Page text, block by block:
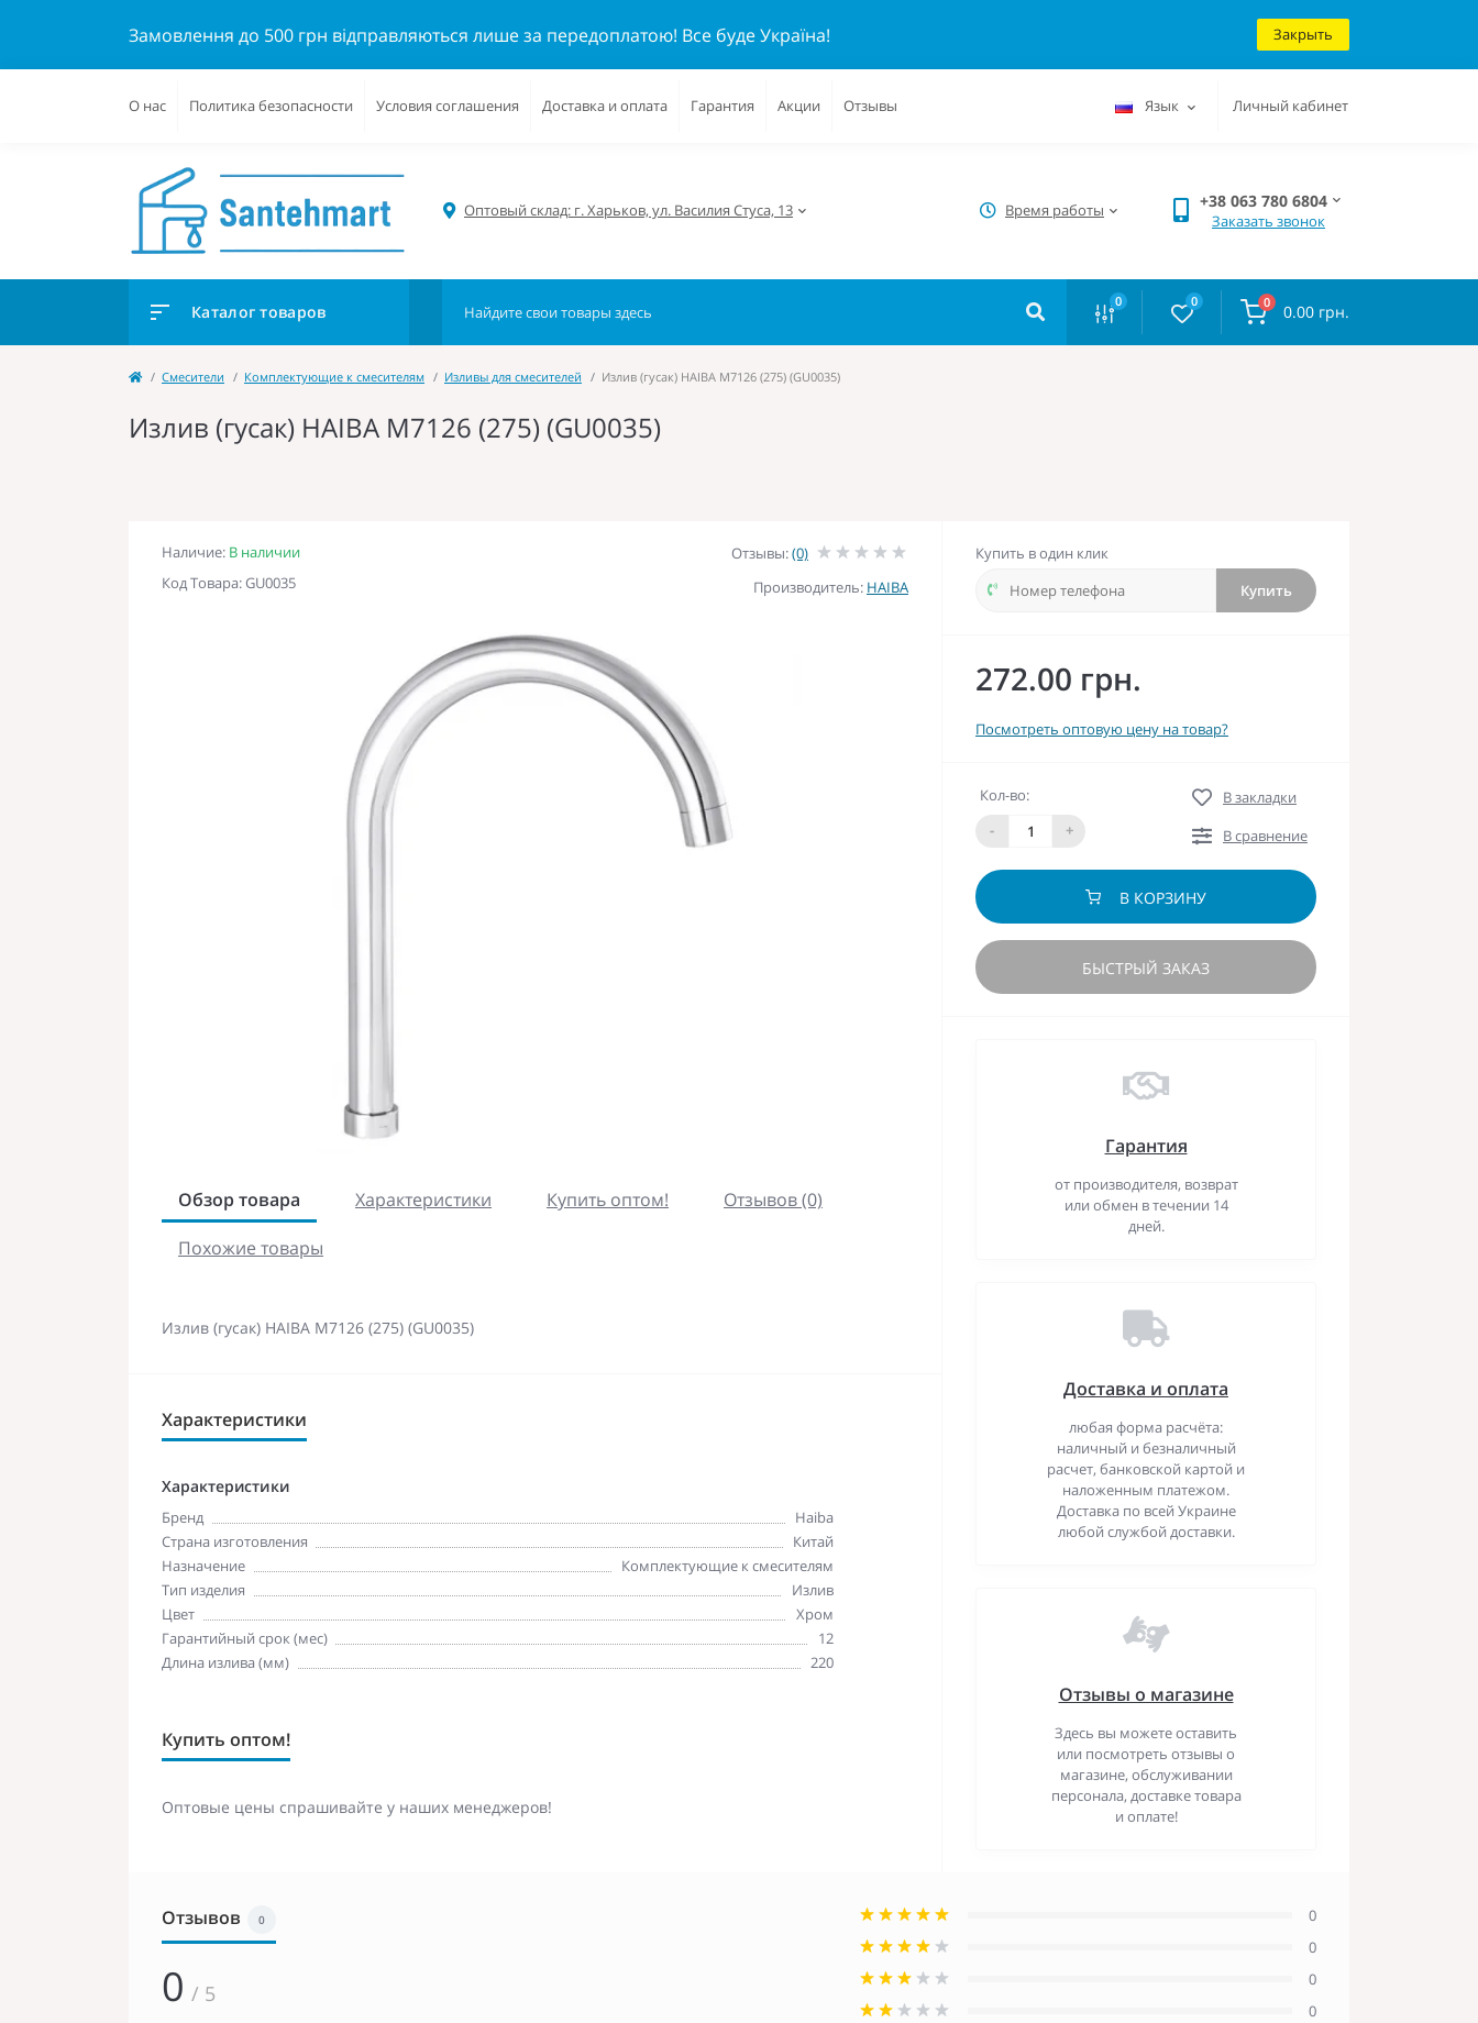
Замовлення до 500 грн відправляються лише за передоплатою! Все буде Україна! Закрыть
О нас Политика безопасности Условия соглашения Доставка и оплата Гарантия Акции Отзывы Язык Личный кабинет
Оптовый склад: г. Харьков, ул. Василия Стуса, 13 Время работы +38 063 780 6804
Заказать звонок
Каталог товаров 0 0 0 0.00 грн.
Cмесители Комплектующие к смесителям Изливы для смесителей Излив (гусак) HAIBA M7126 (275) (GU0035)
Излив (гусак) HAIBA M7126 (275) (GU0035)
Наличие: В наличии
Код Товара: GU0035
Отзывы:(0)
Производитель: HAIBA
Обзор товара Характеристики Купить оптом!
Отзывов (0)
Похожие товары
Излив (гусак) HAIBA M7126 (275) (GU0035)
Характеристики
Характеристики
Бренд
Haiba
Страна изготовления
Китай
Назначение
Комплектующие к смесителям
Тип изделия
Излив
Цвет
Хром
Гарантийный срок (мес)
12
Длина излива (мм)
220
Купить оптом!
Оптовые цены спрашивайте у наших менеджеров!
Купить в один клик
Купить
272.00 грн.
Посмотреть оптовую цену на товар?
Кол-во:
-
+
В закладки
В сравнение
В КОРЗИНУ
БЫСТРЫЙ ЗАКАЗ
Гарантия
от производителя, возврат
или обмен в течении 14
дней.
Доставка и оплата
любая форма расчёта:
наличный и безналичный
расчет, банковской картой и
наложенным платежом.
Доставка по всей Украине
любой службой доставки.
Отзывы о магазине
Здесь вы можете оставить
или посмотреть отзывы о
магазине, обслуживании
персонала, доставке товара
и оплате!
Отзывов 0
0 / 5
0
0
0
0